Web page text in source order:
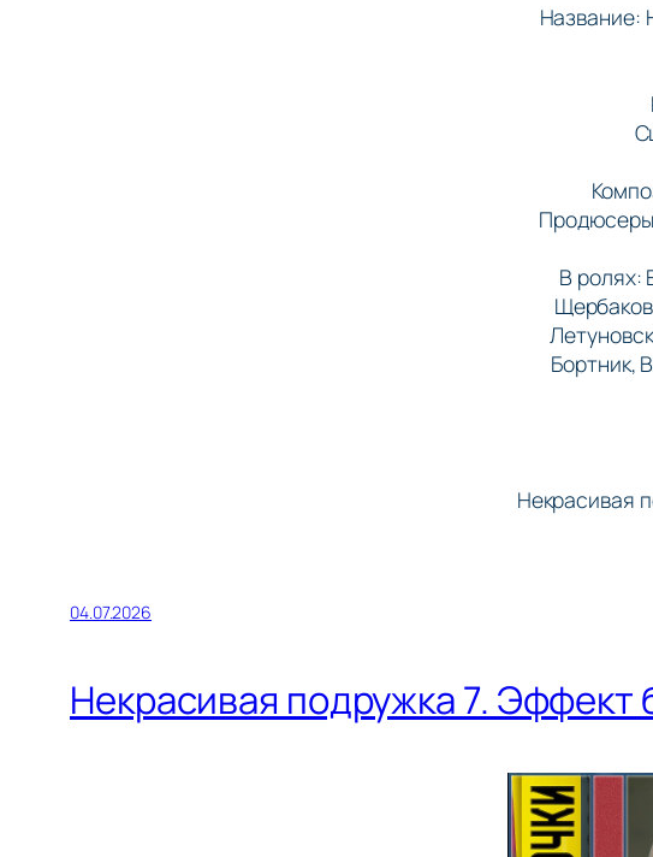
Название:
В ролях:
Бортник,
Некрасивая
04.07.2026
Некрасивая подружка 7. Эффект